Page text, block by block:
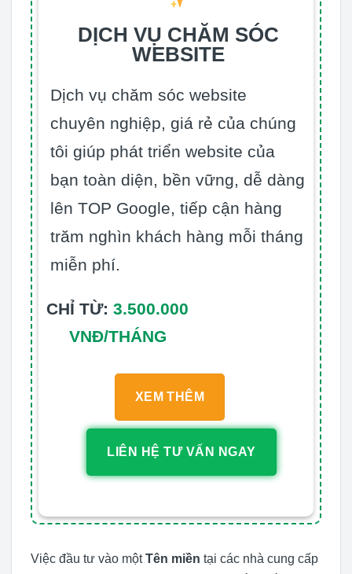
DỊCH VỤ CHĂM SÓC
WEBSITE
Dịch vụ chăm sóc website
chuyên nghiệp, giá rẻ của chúng
tôi giúp phát triển website của
bạn toàn diện, bền vững, dễ dàng
lên TOP Google, tiếp cận hàng
trăm nghìn khách hàng mỗi tháng
miễn phí.
CHỈ TỪ: 3.500.000
VNĐ/THÁNG
XEM THÊM
LIÊN HỆ TƯ VẤN NGAY
Việc đầu tư vào mộtTên miền tại các nhà cung cấp